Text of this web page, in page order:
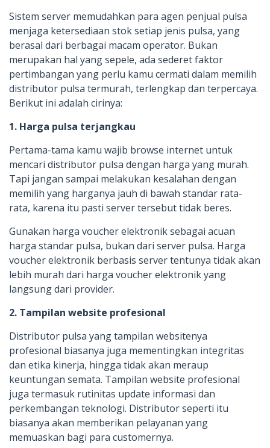
Sistem server memudahkan para agen penjual pulsa
menjaga ketersediaan stok setiap jenis pulsa, yang
berasal dari berbagai macam operator. Bukan
merupakan hal yang sepele, ada sederet faktor
pertimbangan yang perlu kamu cermati dalam memilih
distributor pulsa termurah, terlengkap dan terpercaya.
Berikut ini adalah cirinya:
1. Harga pulsa terjangkau
Pertama-tama kamu wajib browse internet untuk
mencari distributor pulsa dengan harga yang murah.
Tapi jangan sampai melakukan kesalahan dengan
memilih yang harganya jauh di bawah standar rata-
rata, karena itu pasti server tersebut tidak beres.
Gunakan harga voucher elektronik sebagai acuan
harga standar pulsa, bukan dari server pulsa. Harga
voucher elektronik berbasis server tentunya tidak akan
lebih murah dari harga voucher elektronik yang
langsung dari provider.
2. Tampilan website profesional
Distributor pulsa yang tampilan websitenya
profesional biasanya juga mementingkan integritas
dan etika kinerja, hingga tidak akan meraup
keuntungan semata. Tampilan website profesional
juga termasuk rutinitas update informasi dan
perkembangan teknologi. Distributor seperti itu
biasanya akan memberikan pelayanan yang
memuaskan bagi para customernya.